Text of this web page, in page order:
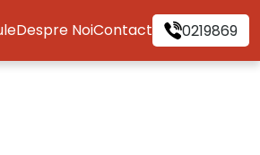
Despre NoiContact 0219869